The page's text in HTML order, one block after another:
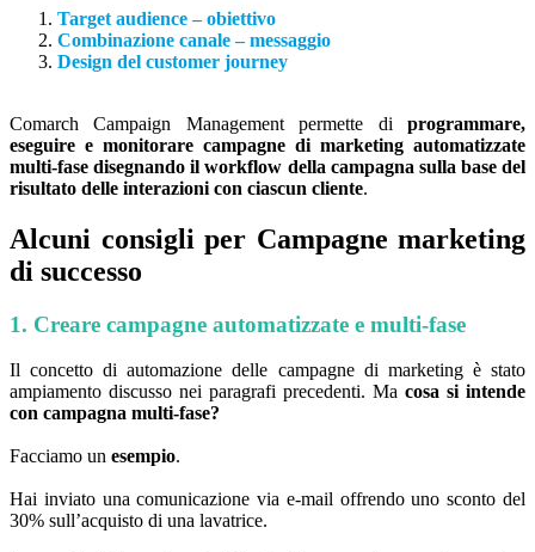
Target audience – obiettivo
Combinazione canale – messaggio
Design del customer journey
Comarch Campaign Management permette di programmare,
eseguire e monitorare campagne di marketing automatizzate
multi-fase disegnando il workflow della campagna sulla base del
risultato delle interazioni con ciascun cliente.
Alcuni consigli per Campagne marketing
di successo
1. Creare campagne automatizzate e multi-fase
Il concetto di automazione delle campagne di marketing è stato
ampiamento discusso nei paragrafi precedenti. Ma cosa si intende
con campagna multi-fase?
Facciamo un esempio.
Hai inviato una comunicazione via e-mail offrendo uno sconto del
30% sull’acquisto di una lavatrice.